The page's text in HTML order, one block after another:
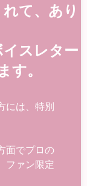
て、あり
スレター
す。
には、特別
面でプロの
ファン限定